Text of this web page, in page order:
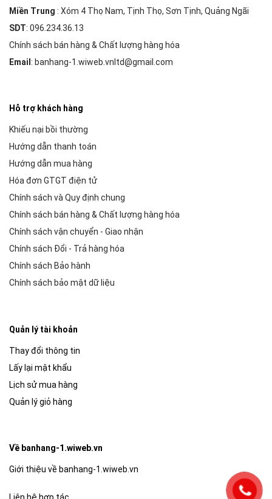
Miền Trung : Xóm 4 Thọ Nam, Tịnh Thọ, Sơn Tịnh, Quảng Ngãi
SDT: 096.234.36.13
Chính sách bán hàng & Chất lượng hàng hóa
Email : banhang-1.wiweb.vnltd@gmail.com
Hỗ trợ khách hàng
Khiếu nại bồi thường
Hướng dẫn thanh toán
Hướng dẫn mua hàng
Hóa đơn GTGT điện tử
Chính sách và Quy định chung
Chính sách bán hàng & Chất lượng hàng hóa
Chính sách vận chuyển - Giao nhận
Chính sách Đổi - Trả hàng hóa
Chính sách Bảo hành
Chính sách bảo mật dữ liệu
Quản lý tài khoản
Thay đổi thông tin
Lấy lại mật khẩu
Lịch sử mua hàng
Quản lý giỏ hàng
Về banhang-1.wiweb.vn
Giới thiệu về banhang-1.wiweb.vn